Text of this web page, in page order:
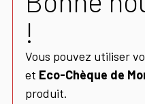
!
Vous pouvez utiliser
et Eco-Chèque de
produit.